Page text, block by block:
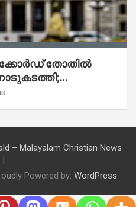
തോതിൽ
പേർ
– Malayalam Christian News
Powered by: WordPress